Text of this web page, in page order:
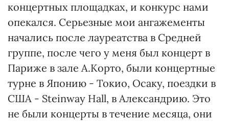
концертных площадках, и конкурс нами
опекался. Серьезные мои ангажементы
начались после лауреатства в Средней
группе, после чего у меня был концерт в
Париже в зале А.Корто, были концертные
турне в Японию - Токио, Осаку, поездки в
США - Steinway Hall, в Александрию. Это
не были концерты в течение месяца, они